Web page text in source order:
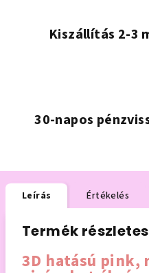
Kiszállítás 2-3
30-napos
Leírás Értékelés
Termék
3D hatású pink,